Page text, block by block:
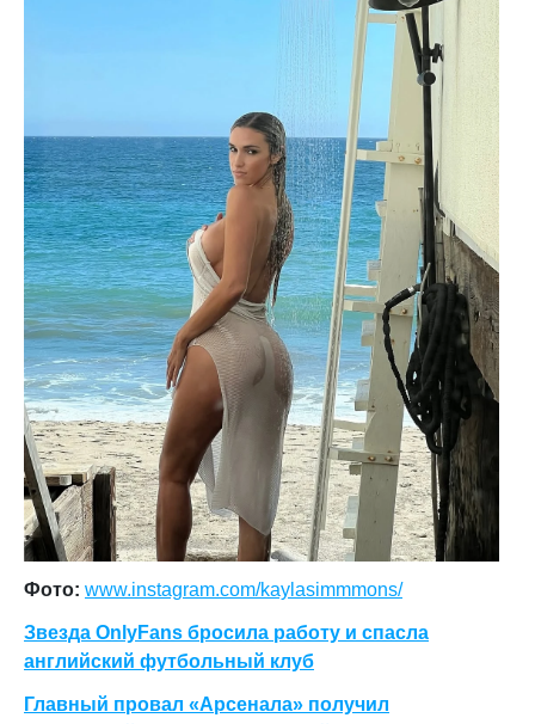
Фото: www.instagram.com/kaylasimmmons/
Звезда OnlyFans бросила работу и спасла
английский футбольный клуб
Главный провал «Арсенала» получил